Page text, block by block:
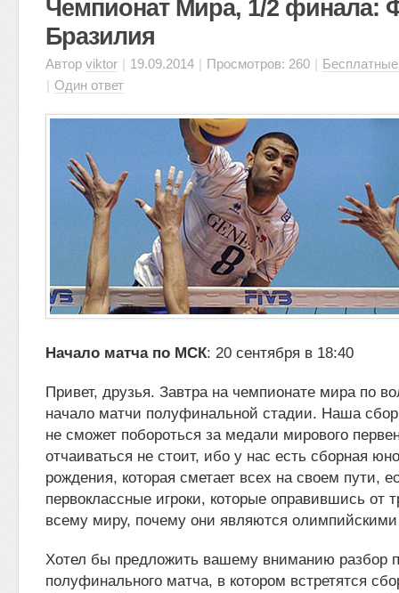
Чемпионат Мира, 1/2 финала:
Бразилия
Автор viktor | 19.09.2014 | Просмотров: 260 |
| Один ответ
Начало матча по МСК: 20 сентября в 18:40
Привет, друзья. Завтрана чемпионате мира по
начало матчи полуфинальной стадии. Наша
не сможет побороться за медали мирового
отчаиваться не стоит, ибо у нас есть сборная
рождения, которая сметает всех на своем пути,
первоклассные игроки, которые оправившись от
всему миру, почему они являются
Хотел бы предложить вашему вниманию разбор
полуфинального матча, в котором встретятся